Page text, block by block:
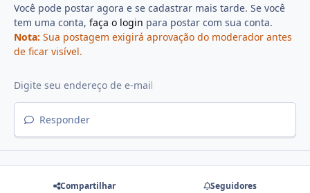
Você pode postar agora e se cadastrar mais tarde. Se você
tem uma conta, faça o login para postar com sua conta.
Nota: Sua postagem exigirá aprovação do moderador antes
de ficar visível.
Responder
Compartilhar Seguidores